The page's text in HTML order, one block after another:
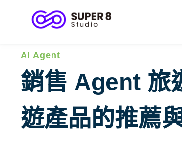
AI Agent
銷售 Agent 旅
遊產品的推薦